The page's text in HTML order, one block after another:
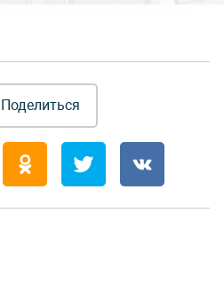
Поделиться